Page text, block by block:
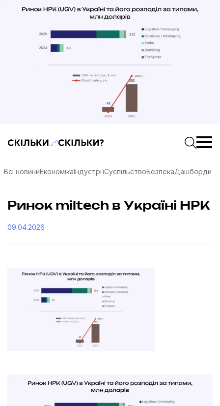
Скільки-скільки? — Медіа про суспільні даніПочати
Всі новиниЕкономікаІндустріїСуспільствоБезпекаДашборди
Ринок miltech в Україні НРК
09.04.2026